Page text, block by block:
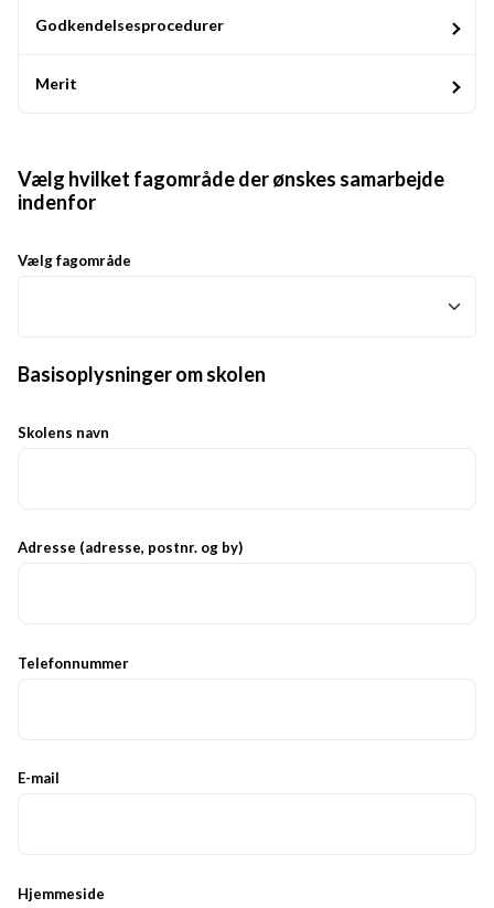
Godkendelsesprocedurer
Merit
Vælg hvilket fagområde der ønskes samarbejde
indenfor
Vælg fagområde
Basisoplysninger om skolen
Skolens navn
Adresse (adresse, postnr. og by)
Telefonnummer
E-mail
Hjemmeside